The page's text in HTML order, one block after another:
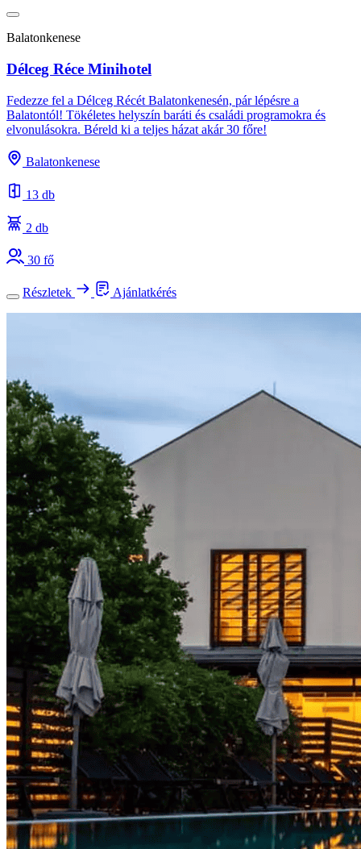
Balatonkenese
Délceg Réce Minihotel
Fedezze fel a Délceg Récét Balatonkenesén, pár lépésre a
Balatontól! Tökéletes helyszín baráti és családi programokra és
elvonulásokra. Béreld ki a teljes házat akár 30 főre!
Balatonkenese
13 db
2 db
30 fő
Részletek Ajánlatkérés